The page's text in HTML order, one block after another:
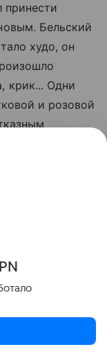
принести
Бельский
худо, он
крик... Одни
и розовой
у постели
И в этот
задушили
в опустевшей
N